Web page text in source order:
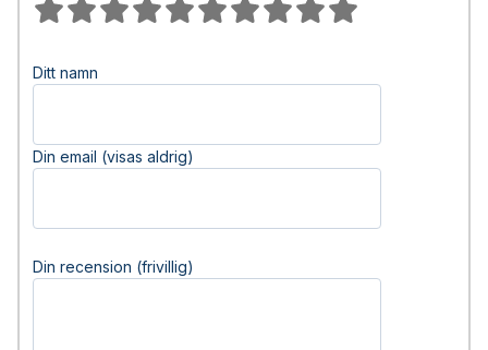
Ditt namn
Din email (visas aldrig)
Din recension (frivillig)